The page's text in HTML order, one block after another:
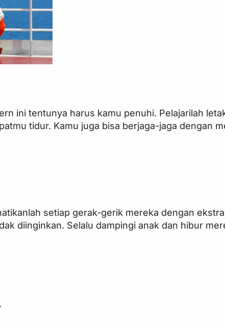
ini tentunya harus kamu penuhi. Pelajarilah
tidur. Kamu juga bisa berjaga-jaga dengan
setiap gerak-gerik mereka dengan
diinginkan. Selalu dampingi anak dan hibur